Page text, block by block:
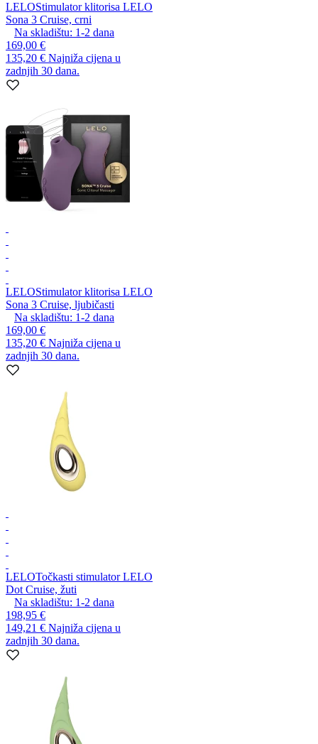
LELOStimulator klitorisa LELO
Sona 3 Cruise, crni
Na skladištu: 1-2 dana
169,00 €
135,20 € Najniža cijena u
zadnjih 30 dana.
LELOStimulator klitorisa LELO
Sona 3 Cruise, ljubičasti
Na skladištu: 1-2 dana
169,00 €
135,20 € Najniža cijena u
zadnjih 30 dana.
LELOTočkasti stimulator LELO
Dot Cruise, žuti
Na skladištu: 1-2 dana
198,95 €
149,21 € Najniža cijena u
zadnjih 30 dana.